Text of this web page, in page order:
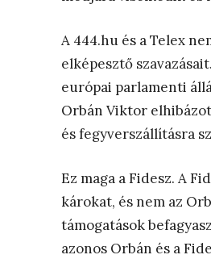
A 444.hu és a Telex
elképesztő
európai parlamenti
Orbán Viktor
és fegyverszállításra
Ez maga a Fidesz. A
károkat, és nem az
támogatások
azonos Orbán és a